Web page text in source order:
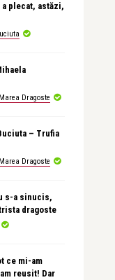
plecat, astăzi,
Dragoste
– Trufia
Dragoste
s-a sinucis,
dragoste
ce mi-am
reusit! Dar